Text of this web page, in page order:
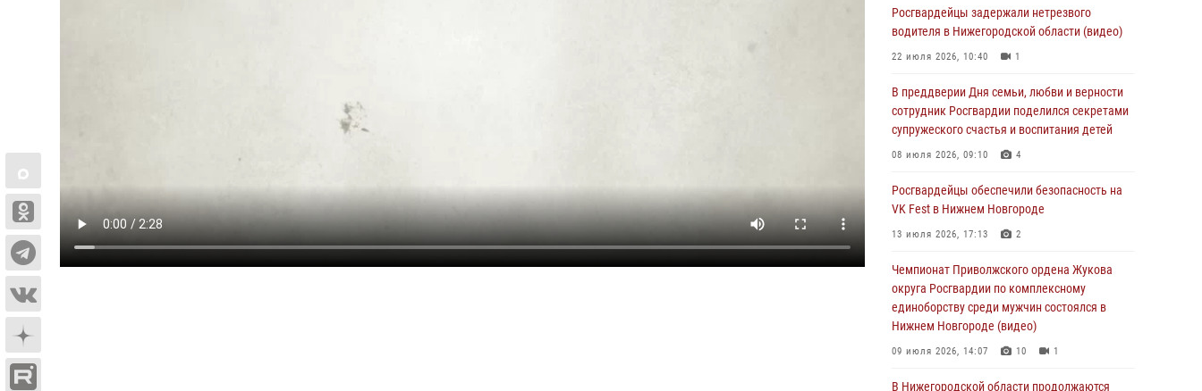
Росгвардии «по горячим следам» задержали
правонарушителя за стрельбу
17 июля 2026, 05:17
В Нижегородской области продолжаются
мероприятия в рамках всероссийской
ведомственной акции «Каникулы с
Росгвардейцы обеспечили безопасность на
VK Fest в Нижнем Новгороде
Нижегородские росгвардейцы за
прошедшую неделю выезжали более 750 раз
по сигналу «тревога»
13 июля 2026, 06:45
Росгвардейцы предотвратили серию краж в
Росгвардейцы задержали нетрезвого
водителя в Нижегородской области (видео)
22 июля 2026, 10:40 1
В преддверии Дня семьи, любви и верности
сотрудник Росгвардии поделился секретами
супружеского счастья и воспитания детей
08 июля 2026, 09:10 4
Росгвардейцы обеспечили безопасность на
VK Fest в Нижнем Новгороде
13 июля 2026, 17:13 2
Чемпионат Приволжского ордена Жукова
округа Росгвардии по комплексному
единоборству среди мужчин состоялся в
Нижнем Новгороде (видео)
09 июля 2026, 14:07 10 1
В Нижегородской области продолжаются